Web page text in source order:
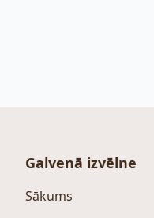
Galvenā izvēlne
Sākums